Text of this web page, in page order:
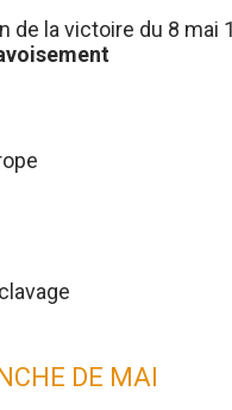
de la victoire du 8 mai
DE MAI